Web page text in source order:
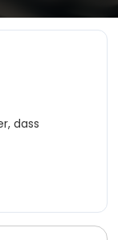
dass